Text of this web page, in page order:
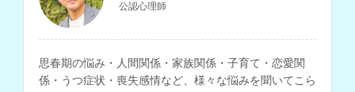
公認心理師
思春期の悩み・人間関係・家族関係・子育て・恋愛関
係・うつ症状・喪失感情など、様々な悩みを聞いてこら